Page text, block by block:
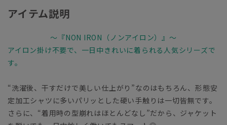
アイテム説明
～『NON IRON（ノンアイロン）』～
アイロン掛け不要で、一日中きれいに着られる人気シリーズで
す。
“洗濯後、干すだけで美しい仕上がり”なのはもちろん、形態安
定加工シャツに多いパリッとした硬い手触りは一切皆無です。
さらに、“着用時の型崩れはほとんどなし”だから、ジャケット